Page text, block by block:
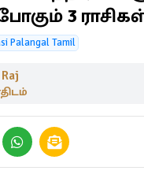
3
Palangal Tamil